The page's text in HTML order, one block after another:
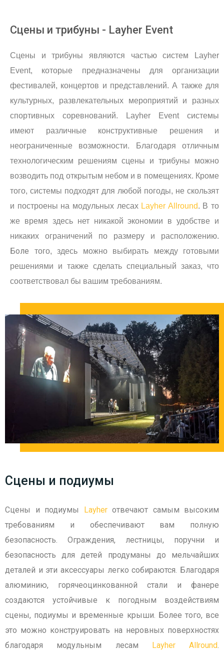
Сцены и трибуны - Layher Event
Сцены и трибуны являются частью систем Layher
Event, которые предназначены для организации
фестивалей, концертов и представлений. А также для
культурных, развлекательных мероприятий и разных
спортивных соревнований.
Layher Event системы
имеют различные конструктивные решения и
неограниченные возможности. Благодаря отличным
технологическим решениям сцены и трибуны можно
возводить под открытым небом и в помещениях. Кроме
того, системы подходят для любой погоды, не скользят
и построены на модульных лесах Layher Allround. В то
же время здесь нет никакой экономии в удобстве и
никаких ограничений по размеру и расположению.
Боле того, здесь можно выбирать между готовыми
решениями и также сделать специальный заказ, что
соответствовал бы вашим требованиям.
Сцены и подиумы
Сцены и подиумы Layherотвечают самым высоким
требованиям и обеспечивают вам полную
безопасность. Ограждения, лестницы, поручни и
безопасность для детей продуманы до мельчайших
деталей и эти аксессуары легко собираются. Благодаря
алюминию, горячеоцинкованной стали и фанере
создаются устойчивые к погодным воздействиям
сцены, подиумы и временные крыши. Более того, все
это можно конструировать на неровных поверхностях
благодаря модульным лесам Layher Allround.